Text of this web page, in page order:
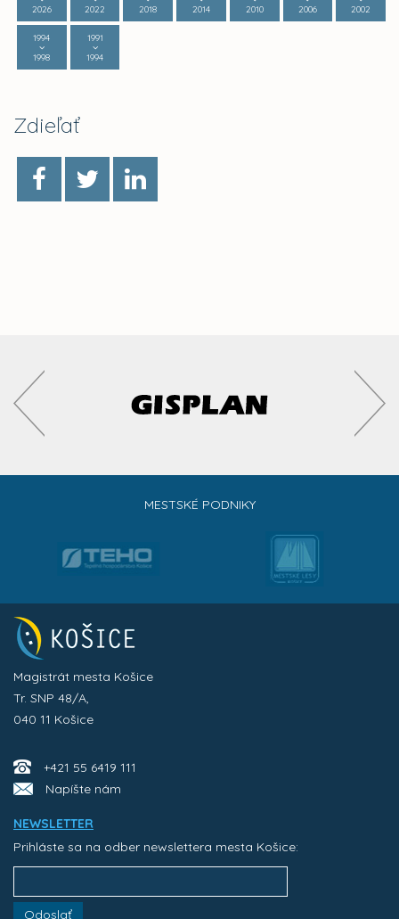
2026
2022
2018
2014
2010
2006
2002
1994
1998
1991
1994
Zdieľať
MESTSKÉ PODNIKY
Magistrát mesta Košice
Tr. SNP 48/A,
040 11 Košice
+421 55 6419 111
Napíšte nám
NEWSLETTER
Prihláste sa na odber newslettera mesta Košice:
Odoslať